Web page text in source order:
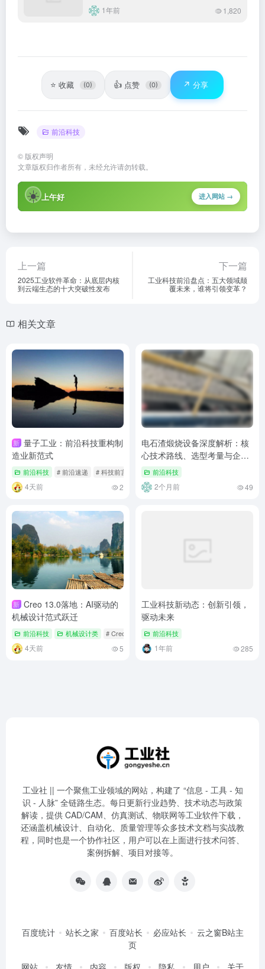
1年前 1,820
⭐ 收藏 (0) 👍 点赞 (0) ↗️ 分享
前沿科技
© 版权声明
文章版权归作者所有，未经允许请勿转载。
☀️ 上午好 进入网站 →
上一篇
2025工业软件革命：从底层内核
到云端生态的十大突破性发布
下一篇
工业科技前沿盘点：五大领域颠
覆未来，谁将引领变革？
相关文章
新 量子工业：前沿科技重构制
造业新范式
前沿科技 # 前沿速递 # 科技前言信息 # 量子工业
4天前 2
电石渣煅烧设备深度解析：核
心技术路线、选型考量与企业
推荐前沿科技
2个月前 49
新 Creo 13.0落地：AI驱动的
机械设计范式跃迁
前沿科技 机械设计类 # Creo 13.0 # 科技前言信息
4天前 5
工业科技新动态：创新引领，
驱动未来
前沿科技
1年前 285
工业社 || 一个聚焦工业领域的网站，构建了 “信息 - 工具 - 知
识 - 人脉” 全链路生态。每日更新行业趋势、技术动态与政策
解读，提供 CAD/CAM、仿真测试、物联网等工业软件下载，
还涵盖机械设计、自动化、质量管理等众多技术文档与实战教
程，同时也是一个协作社区，用户可以在上面进行技术问答、
案例拆解、项目对接等。
百度统计 站长之家 百度站长 必应站长
云之窗B站主
页